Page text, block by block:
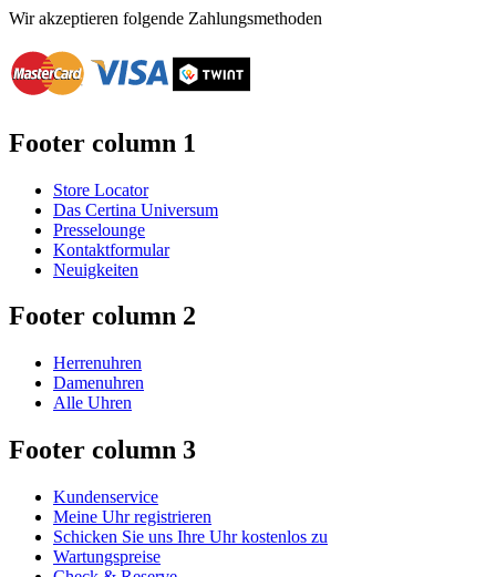
Wir akzeptieren folgende Zahlungsmethoden
Footer column 1
Store Locator
Das Certina Universum
Presselounge
Kontaktformular
Neuigkeiten
Footer column 2
Herrenuhren
Damenuhren
Alle Uhren
Footer column 3
Kundenservice
Meine Uhr registrieren
Schicken Sie uns Ihre Uhr kostenlos zu
Wartungspreise